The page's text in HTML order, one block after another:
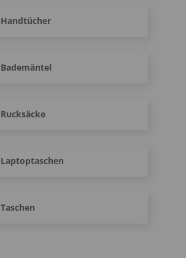
Handtücher
Bademäntel
Rucksäcke
Laptoptaschen
Taschen